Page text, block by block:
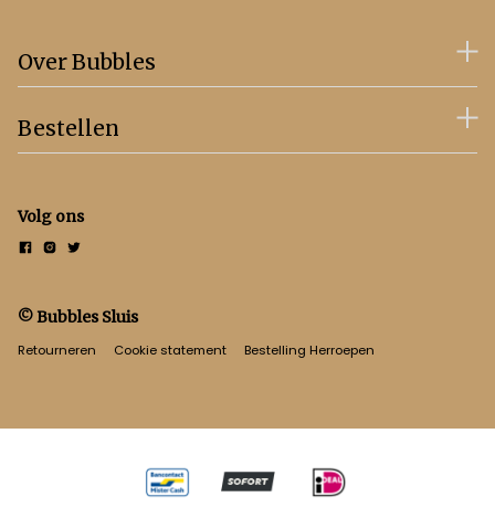
Over Bubbles
Bestellen
Volg ons
© Bubbles Sluis
Retourneren Cookie statement Bestelling Herroepen